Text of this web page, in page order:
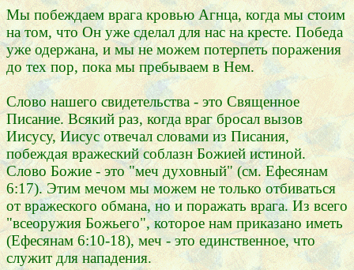
Мы побеждаем врага кровью Агнца, когда мы стоим
на том, что Он уже сделал для нас на кресте. Победа
уже одержана, и мы не можем потерпеть поражения
до тех пор, пока мы пребываем в Нем.
Слово нашего свидетельства - это Священное
Писание. Всякий раз, когда враг бросал вызов
Иисусу, Иисус отвечал словами из Писания,
побеждая вражеский соблазн Божией истиной.
Слово Божие - это "меч духовный" (см. Ефесянам
6:17). Этим мечом мы можем не только отбиваться
от вражеского обмана, но и поражать врага. Из всего
"всеоружия Божьего", которое нам приказано иметь
(Ефесянам 6:10-18), меч - это единственное, что
служит для нападения.